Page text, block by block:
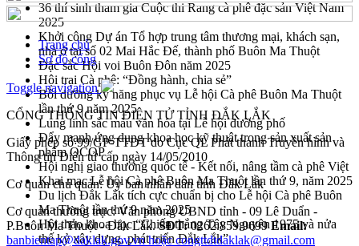
36 thí sinh tham gia Cuộc thi Rang cà phê đặc sản Việt Nam
2025
Khởi công Dự án Tổ hợp trung tâm thương mại, khách sạn,
nhà ở tại số 02 Mai Hắc Đế, thành phố Buôn Ma Thuột
Đặc sắc Hội voi Buôn Đôn năm 2025
Hội trại Cà phê: “Đồng hành, chia sẻ”
Bồi dưỡng kỹ năng phục vụ Lễ hội Cà phê Buôn Ma Thuột
lần thứ 9 năm 2025
Lung linh sắc màu văn hóa tại Lễ hội đường phố
Đẩy mạnh ứng dụng khoa học kỹ thuật trong sản xuất sản
phẩm OCOP
Hội nghị giao thương quốc tế - Kết nối, nâng tầm cà phê Việt
Khai mạc Lễ hội Cà phê Buôn Ma Thuột lần thứ 9, năm 2025
Du lịch Đắk Lắk tích cực chuẩn bị cho Lễ hội Cà phê Buôn
Ma Thuột lần thứ 9 năm 2025
Hội thảo khoa học “Chiến thắng Tây Nguyên 1975 và nửa
thế kỷ xây dựng, phát triển Đắk Lắk”
Trang chủ
Sơ đồ cổng
Toggle navigation
CỔNG THÔNG TIN ĐIỆN TỬ TỈNH ĐẮK LẮK
Giấy phép số 99/GP-TTĐT do Cục QL Phát thanh Truyền hình và
Thông tin Điện tử cấp ngày 14/05/2010
Cơ quan chủ quản: Ủy ban nhân dân tỉnh Đắk Lắk
Cơ quan thường trực: Văn phòng UBND tỉnh - 09 Lê Duẩn -
P.Buôn Ma Thuột - Đắk Lắk.SĐT:0262.859.9699Email:
banbientap@daklak.gov.vn hoặc congttdtdaklak@gmail.com